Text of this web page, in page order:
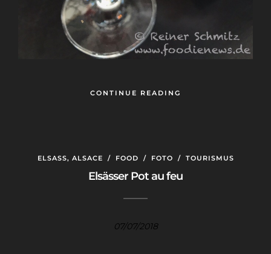
CONTINUE READING
ELSASS, ALSACE / FOOD / FOTO / TOURISMUS
Elsässer Pot au feu
07/07/2018